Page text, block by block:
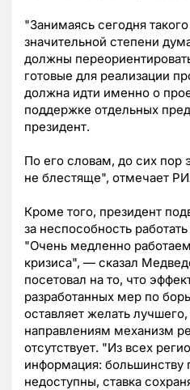
"Занимаясь сегодня
значительной степени
должны
готовые для реализации
должна идти именно о
поддержке отдельных
президент.
По его словам, до сих пор
не блестяще", отмечает
Кроме того, президент
за неспособность
"Очень медленно
кризиса", — сказал
посетовал на то, что
разработанных мер по
оставляет желать
направлениям механизм
отсутствует. "Из всех
информация: большинству
недоступны, ставка